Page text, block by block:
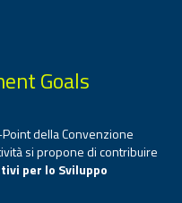
Goals
della Convenzione
si propone di contribuire
per lo Sviluppo